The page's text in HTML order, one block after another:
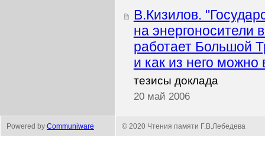
В.Кизилов.
на энергоносители
работает Большой
и как из него можно
тезисы доклада
20 май 2006
Powered by Communiware © 2020 Чтения памяти Г.В.Лебедева